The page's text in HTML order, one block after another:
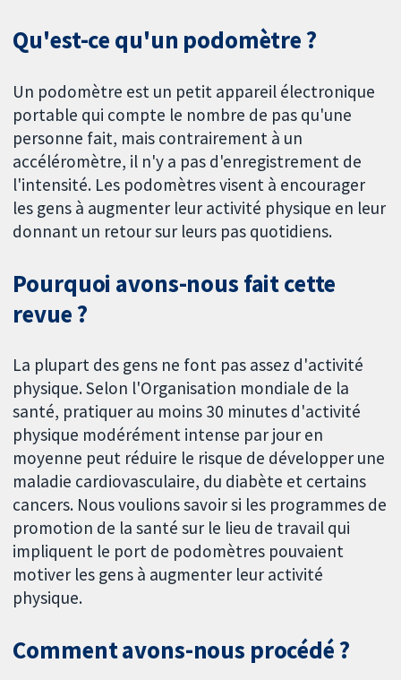
Qu'est-ce qu'un podomètre ?
Un podomètre est un petit appareil électronique
portable qui compte le nombre de pas qu'une
personne fait, mais contrairement à un
accéléromètre, il n'y a pas d'enregistrement de
l'intensité. Les podomètres visent à encourager
les gens à augmenter leur activité physique en leur
donnant un retour sur leurs pas quotidiens.
Pourquoi avons-nous fait cette
revue ?
La plupart des gens ne font pas assez d'activité
physique. Selon l'Organisation mondiale de la
santé, pratiquer au moins 30 minutes d'activité
physique modérément intense par jour en
moyenne peut réduire le risque de développer une
maladie cardiovasculaire, du diabète et certains
cancers. Nous voulions savoir si les programmes de
promotion de la santé sur le lieu de travail qui
impliquent le port de podomètres pouvaient
motiver les gens à augmenter leur activité
physique.
Comment avons-nous procédé ?